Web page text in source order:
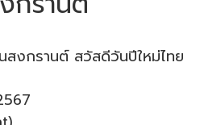
สงกรานต์ สวัสดีวันปีใหม่ไทย